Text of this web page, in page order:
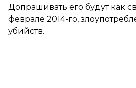
Допрашивать его будут как
феврале 2014-го,
убийств.